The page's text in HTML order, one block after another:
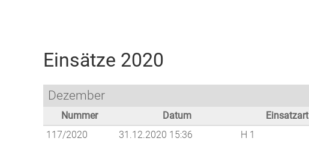
Einsätze 2020
Dezember
Nummer Datum Einsatzart
117/2020
31.12.2020 15:36 H 1